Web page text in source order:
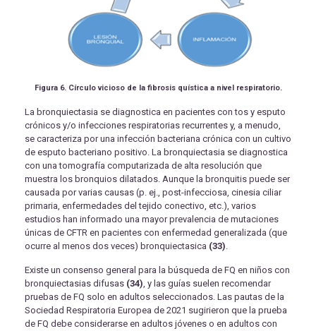
Figura 6. Círculo vicioso de la fibrosis quística a nivel respiratorio.
La bronquiectasia se diagnostica en pacientes con tos y esputo
crónicos y/o infecciones respiratorias recurrentes y, a menudo,
se caracteriza por una infección bacteriana crónica con un cultivo
de esputo bacteriano positivo. La bronquiectasia se diagnostica
con una tomografía computarizada de alta resolución que
muestra los bronquios dilatados. Aunque la bronquitis puede ser
causada por varias causas (p. ej., post-infecciosa, cinesia ciliar
primaria, enfermedades del tejido conectivo, etc.), varios
estudios han informado una mayor prevalencia de mutaciones
únicas de CFTR en pacientes con enfermedad generalizada (que
ocurre al menos dos veces) bronquiectasica (33).
Existe un consenso general para la búsqueda de FQ en niños con
bronquiectasias difusas (34), y las guías suelen recomendar
pruebas de FQ solo en adultos seleccionados. Las pautas de la
Sociedad Respiratoria Europea de 2021 sugirieron que la prueba
de FQ debe considerarse en adultos jóvenes o en adultos con